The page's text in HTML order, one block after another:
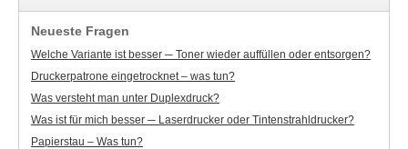
Neueste Fragen
Welche Variante ist besser ─ Toner wieder auffüllen oder entsorgen?
Druckerpatrone eingetrocknet – was tun?
Was versteht man unter Duplexdruck?
Was ist für mich besser ─ Laserdrucker oder Tintenstrahldrucker?
Papierstau – Was tun?